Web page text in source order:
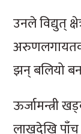
उनले विद्युत्
झन् बलियो
ऊर्जामन्त्री
लाखदेखि पाँच